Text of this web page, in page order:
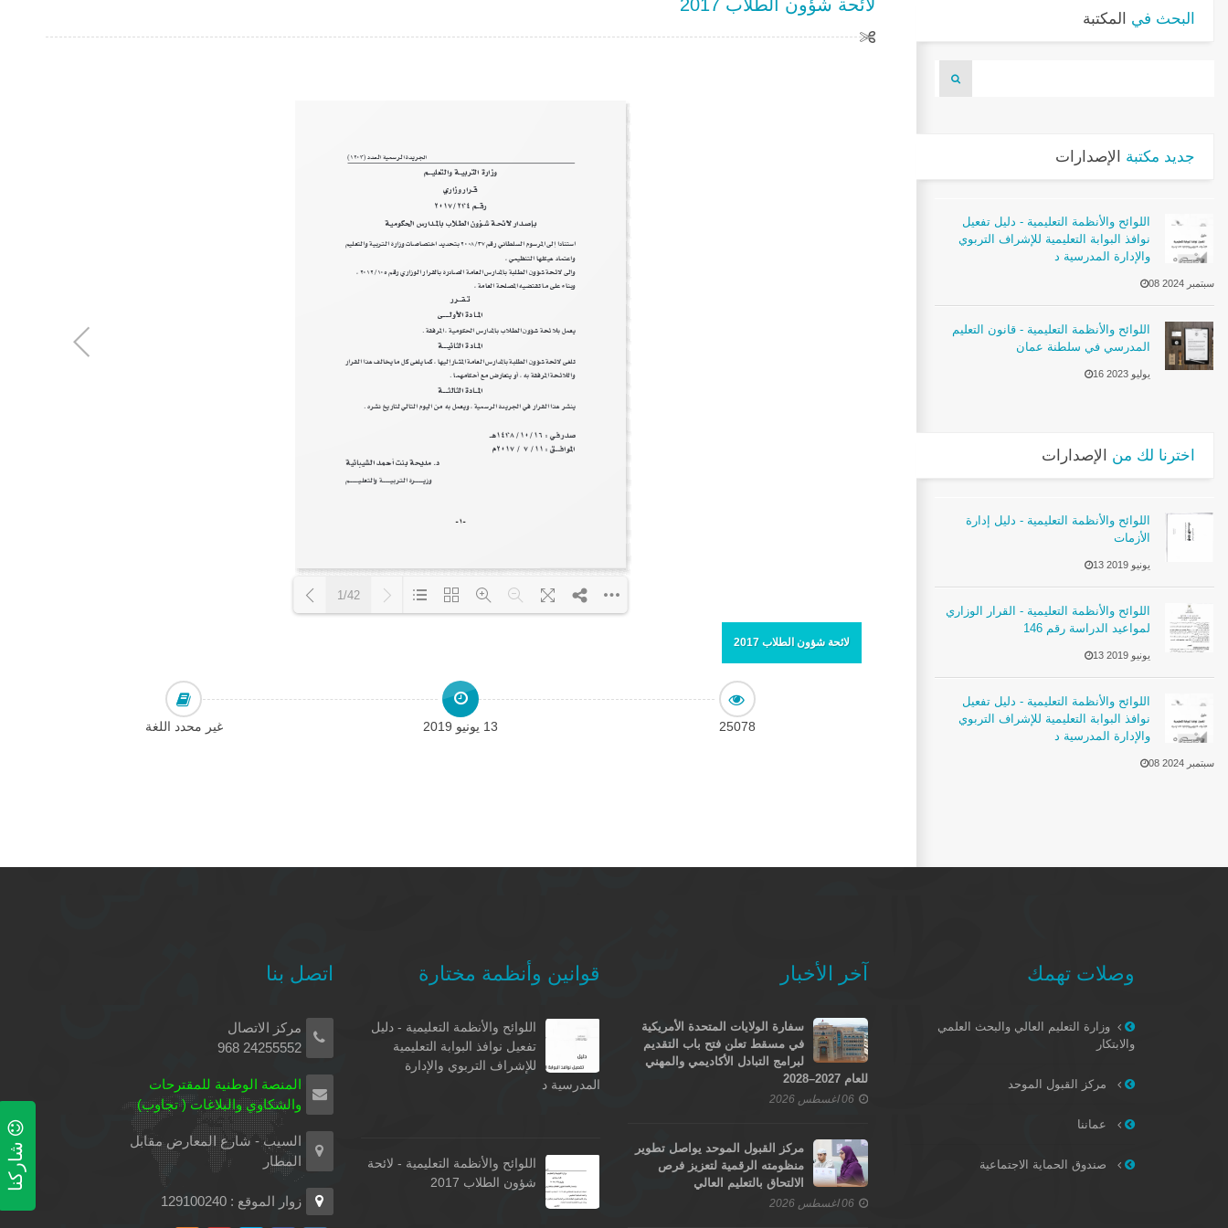
لائحة شؤون الطلاب 2017
1/42
لائحة شؤون الطلاب 2017
25078 13 يونيو 2019 غير محدد اللغة
البحث في المكتبة
جديد مكتبة الإصدارات
اللوائح والأنظمة التعليمية - دليل تفعيل
نوافذ البوابة التعليمية للإشراف التربوي
والإدارة المدرسية د
08 سبتمبر 2024
اللوائح والأنظمة التعليمية - قانون التعليم
المدرسي في سلطنة عمان
16 يوليو 2023
اخترنا لك من الإصدارات
اللوائح والأنظمة التعليمية - دليل إدارة
الأزمات
13 يونيو 2019
اللوائح والأنظمة التعليمية - القرار الوزاري
لمواعيد الدراسة رقم 146
13 يونيو 2019
اللوائح والأنظمة التعليمية - دليل تفعيل
نوافذ البوابة التعليمية للإشراف التربوي
والإدارة المدرسية د
08 سبتمبر 2024
وصلات تهمك
وزارة التعليم العالي والبحث العلمي
والابتكار
مركز القبول الموحد
عماننا
صندوق الحماية الاجتماعية
آخر الأخبار
سفارة الولايات المتحدة الأمريكية
في مسقط تعلن فتح باب التقديم
لبرامج التبادل الأكاديمي والمهني
للعام 2027–2028
06 اغسطس 2026
مركز القبول الموحد يواصل تطوير
منظومته الرقمية لتعزيز فرص
الالتحاق بالتعليم العالي
06 اغسطس 2026
قوانين وأنظمة مختارة
اللوائح والأنظمة التعليمية - دليل
تفعيل نوافذ البوابة التعليمية
للإشراف التربوي والإدارة
المدرسية د
اللوائح والأنظمة التعليمية - لائحة
شؤون الطلاب 2017
اتصل بنا
مركز الاتصال
24255552 968
المنصة الوطنية للمقترحات
والشكاوي والبلاغات ( تجاوب)
السيب - شارع المعارض مقابل
المطار
زوار الموقع : 129100240
شاركنا